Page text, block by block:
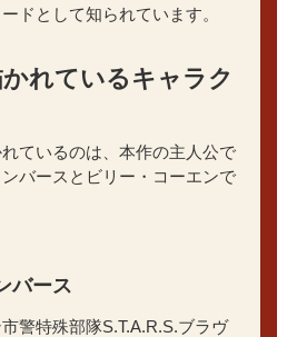
ドとして知られています。
れているキャラク
ているのは、本作の主人公で
バースとビリー・コーエンで
バース
警特殊部隊S.T.A.R.S.ブラヴ